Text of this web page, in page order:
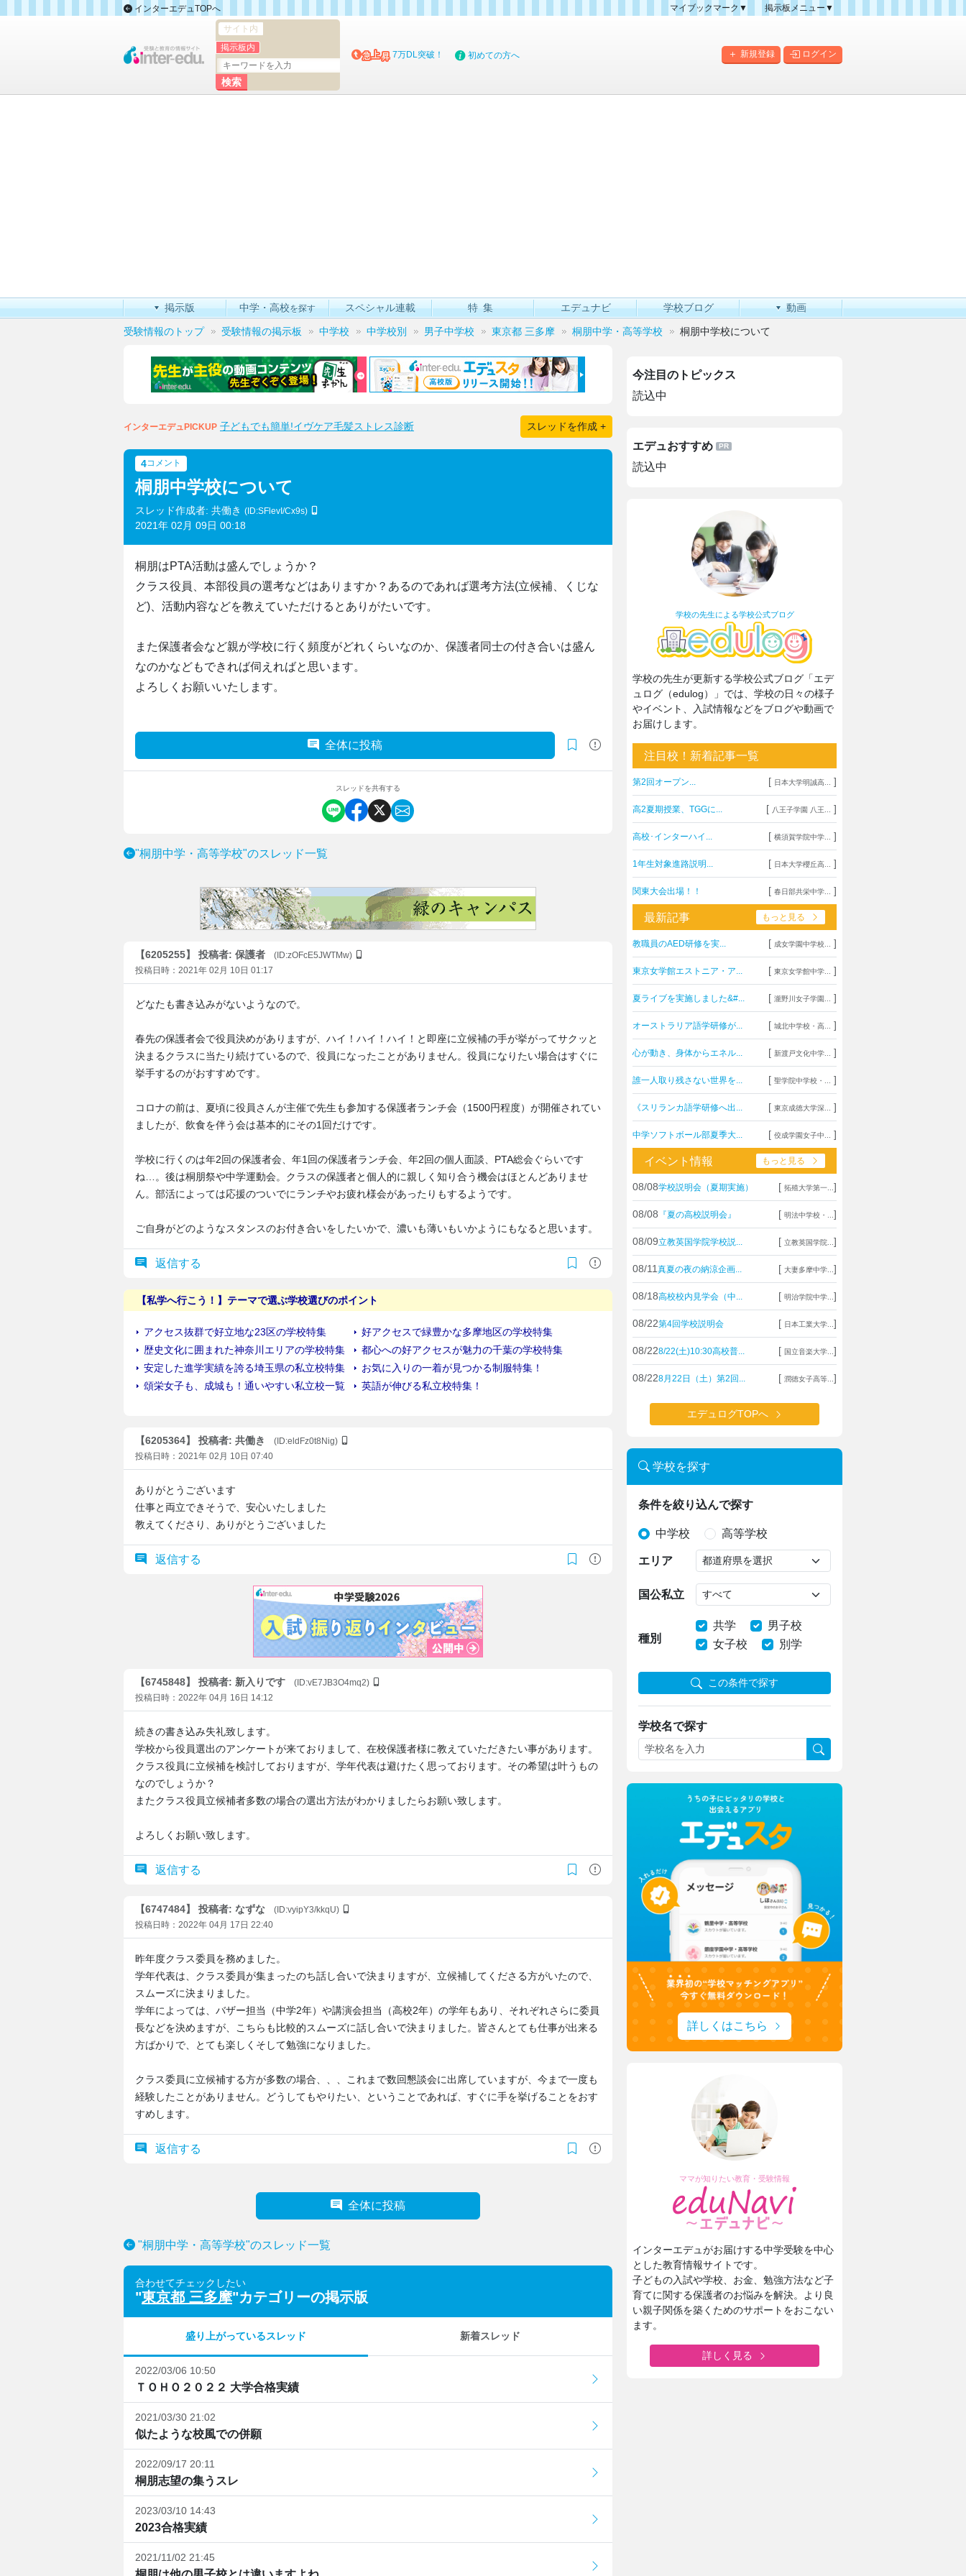
インターエデュTOPへ
マイブックマーク▼
掲示板メニュー▼
掲示板マップ
新規登録 ログイン
サイト内
掲示板内
7万DL突破！ 初めての方へ
掲示版 中学・高校を探す スペシャル連載 特集 エデュナビ 学校ブログ 動画
受験情報のトップ 受験情報の掲示板 中学校 中学校別 男子中学校 東京都 三多摩 桐朋中学・高等学校 桐朋中学校について
インターエデュPICKUP 子どもでも簡単!イヴケア毛髪ストレス診断 スレッドを作成 +
4コメント
桐朋中学校について
スレッド作成者: 共働き (ID:SFlevI/Cx9s)
2021年 02月 09日 00:18
桐朋はPTA活動は盛んでしょうか？
クラス役員、本部役員の選考などはありますか？あるのであれば選考方法(立候補、くじな
ど)、活動内容などを教えていただけるとありがたいです。
また保護者会など親が学校に行く頻度がどれくらいなのか、保護者同士の付き合いは盛ん
なのかなどもできれば伺えればと思います。
よろしくお願いいたします。
全体に投稿
スレッドを共有する
"桐朋中学・高等学校"のスレッド一覧
【6205255】 投稿者: 保護者
(ID:zOFcE5JWTMw)
投稿日時：2021年 02月 10日 01:17
どなたも書き込みがないようなので。
春先の保護者会で役員決めがありますが、ハイ！ハイ！ハイ！と即座に立候補の手が挙がってサクッと
決まるクラスに当たり続けているので、役員になったことがありません。役員になりたい場合はすぐに
挙手するのがおすすめです。
コロナの前は、夏頃に役員さんが主催で先生も参加する保護者ランチ会（1500円程度）が開催されてい
ましたが、飲食を伴う会は基本的にその1回だけです。
学校に行くのは年2回の保護者会、年1回の保護者ランチ会、年2回の個人面談、PTA総会ぐらいです
ね…。後は桐朋祭や中学運動会。クラスの保護者と個人的に親しく知り合う機会はほとんどありませ
ん。部活によっては応援のついでにランチやお疲れ様会があったりもするようです。
ご自身がどのようなスタンスのお付き合いをしたいかで、濃いも薄いもいかようにもなると思います。
返信する
【6205364】 投稿者: 共働き
(ID:eldFz0t8Nig)
投稿日時：2021年 02月 10日 07:40
ありがとうございます
仕事と両立できそうで、安心いたしました
教えてくださり、ありがとうございました
返信する
【6745848】 投稿者: 新入りです
(ID:vE7JB3O4mq2)
投稿日時：2022年 04月 16日 14:12
続きの書き込み失礼致します。
学校から役員選出のアンケートが来ておりまして、在校保護者様に教えていただきたい事があります。
クラス役員に立候補を検討しておりますが、学年代表は避けたく思っております。その希望は叶うもの
なのでしょうか？
またクラス役員立候補者多数の場合の選出方法がわかりましたらお願い致します。
よろしくお願い致します。
返信する
【6747484】 投稿者: なずな
(ID:vyipY3/kkqU)
投稿日時：2022年 04月 17日 22:40
昨年度クラス委員を務めました。
学年代表は、クラス委員が集まったのち話し合いで決まりますが、立候補してくださる方がいたので、
スムーズに決まりました。
学年によっては、バザー担当（中学2年）や講演会担当（高校2年）の学年もあり、それぞれさらに委員
長などを決めますが、こちらも比較的スムーズに話し合いで決まりました。皆さんとても仕事が出来る
方ばかりで、とても楽しくそして勉強になりました。
クラス委員に立候補する方が多数の場合、、、これまで数回懇談会に出席していますが、今まで一度も
経験したことがありません。どうしてもやりたい、ということであれば、すぐに手を挙げることをおす
すめします。
返信する
全体に投稿
"桐朋中学・高等学校"のスレッド一覧
合わせてチェックしたい
"東京都 三多摩"カテゴリーの掲示版
盛り上がっているスレッド 新着スレッド
2022/03/06 10:50
ＴＯＨＯ２０２２ 大学合格実績
2021/03/30 21:02
似たような校風での併願
2022/09/17 20:11
桐朋志望の集うスレ
2023/03/10 14:43
2023合格実績
2021/11/02 21:45
今注目のトピックス
読込中
エデュおすすめ
読込中
学校の先生による学校公式ブログ
学校の先生が更新する学校公式ブログ「エデ
ュログ（edulog）」では、学校の日々の様子
やイベント、入試情報などをブログや動画で
お届けします。
注目校！新着記事一覧
第2回オープン... [ 日本大学明誠高... ]
高2夏期授業、TGGに... [ 八王子学園 八王... ]
高校･インターハイ... [ 横須賀学院中学... ]
1年生対象進路説明... [ 日本大学櫻丘高... ]
関東大会出場！！ [ 春日部共栄中学... ]
最新記事 もっと見る
教職員のAED研修を実... [ 成女学園中学校... ]
東京女学館エストニア・ア... [ 東京女学館中学... ]
夏ライブを実施しました&#... [ 瀧野川女子学園... ]
オーストラリア語学研修が... [ 城北中学校・高... ]
心が動き、身体からエネル... [ 新渡戸文化中学... ]
誰一人取り残さない世界を... [ 聖学院中学校・... ]
《スリランカ語学研修へ出... [ 東京成徳大学深... ]
中学ソフトボール部夏季大... [ 佼成学園女子中... ]
イベント情報 もっと見る
08/08学校説明会（夏期実施） [ 拓殖大学第一... ]
08/08 『夏の高校説明会』 [ 明法中学校・... ]
08/09立教英国学院学校説... [ 立教英国学院... ]
08/11 真夏の夜の納涼企画... [ 大妻多摩中学... ]
08/18高校校内見学会（中... [ 明治学院中学... ]
08/22第4回学校説明会 [ 日本工業大学... ]
08/228/22(土)10:30高校普... [ 国立音楽大学... ]
08/228月22日（土）第2回... [ 潤徳女子高等... ]
エデュログTOPへ
学校を探す
条件を絞り込んで探す
中学校 高等学校
エリア
国公私立
種別
共学
男子校
女子校
別学
この条件で探す
学校名で探す
詳しくはこちら
ママが知りたい教育・受験情報
インターエデュがお届けする中学受験を中心
とした教育情報サイトです。
子どもの入試や学校、お金、勉強方法など子
育てに関する保護者のお悩みを解決。より良
い親子関係を築くためのサポートをおこない
ます。
詳しく見る